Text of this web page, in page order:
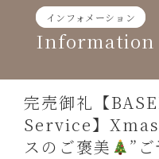
content
インフォメーション
Information
完売御礼【
Service】
スのご褒美
”